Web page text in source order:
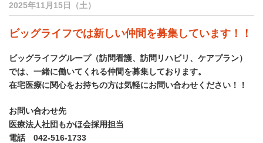
2025年11月15日（土）
ビッグライフでは新しい仲間を募集しています！！
ビッグライフグループ（訪問看護、訪問リハビリ、ケアプラン）
では、一緒に働いてくれる仲間を募集しております。
在宅医療に関心をお持ちの方は気軽にお問い合わせください！！
お問い合わせ先
医療法人社団もかほ会採用担当
電話 042-516-1733